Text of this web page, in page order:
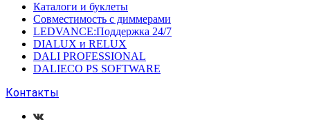
Каталоги и буклеты
Совместимость с диммерами
LEDVANCE:Поддержка 24/7
DIALUX и RELUX
DALI PROFESSIONAL
DALIECO PS SOFTWARE
Контакты